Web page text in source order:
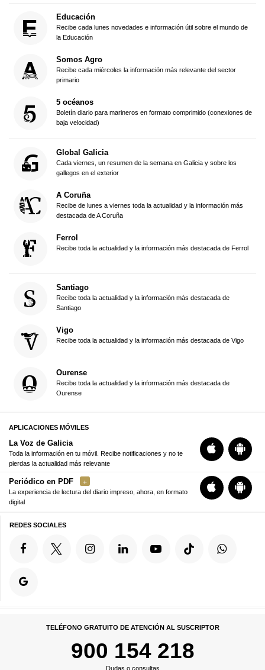
Educación
Recibe cada lunes novedades e información útil sobre el mundo de
la Educación
Somos Agro
Recibe cada miércoles la información más relevante del sector
primario
5 océanos
Boletín diario para marineros en formato comprimido (conexiones de
baja velocidad)
Global Galicia
Cada viernes, un resumen de la semana en Galicia y sobre los
gallegos en el exterior
A Coruña
Recibe de lunes a viernes toda la actualidad y la información más
destacada de A Coruña
Ferrol
Recibe toda la actualidad y la información más destacada de Ferrol
Santiago
Recibe toda la actualidad y la información más destacada de
Santiago
Vigo
Recibe toda la actualidad y la información más destacada de Vigo
Ourense
Recibe toda la actualidad y la información más destacada de
Ourense
APLICACIONES MÓVILES
La Voz de Galicia
Toda la información en tu móvil. Recibe notificaciones y no te
pierdas la actualidad más relevante
Periódico en PDF
La experiencia de lectura del diario impreso, ahora, en formato
digital
REDES SOCIALES
TELÉFONO GRATUITO DE ATENCIÓN AL SUSCRIPTOR
900 154 218
Dudas o consultas